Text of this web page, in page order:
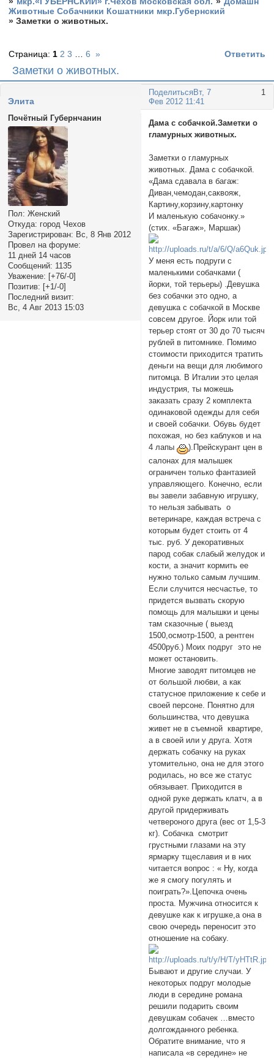
Животные Собачники Кошатники мкр.Губернский
»Заметки о животных.
Заметки о животных.
Страница: 1 2 3 6 » Ответить
Поделиться 1
Вт, 7
Фев 2012 11:41
Элита
Почётный Губернчанин
Пол: Женский
Откуда: город Чехов
Зарегистрирован: Вс, 8 Янв 2012
Провел на форуме:
11 дней 14 часов
Сообщений: 1135
Уважение: [+76/-0]
Позитив: [+1/-0]
Последний визит:
Вс, 4 Авг 2013 15:03
Дама с собачкой.Заметки о
гламурных животных.
Заметки о гламурных
животных. Дама с собачкой.
«Дама сдавала в багаж:
Диван,чемодан,саквояж,
Картину,корзину,картонку
И маленькую собачонку.»
(стих. «Багаж», Маршак)
У меня есть подруги с
маленькими собачками (
йорки, той терьеры) .Девушка
без собачки это одно, а
девушка с собачкой в Москве
совсем другое. Йорк или той
терьер стоят от 30 до 70 тысяч
рублей в питомнике. Помимо
стоимости приходится тратить
деньги на вещи для любимого
питомца. В Италии это целая
индустрия, ты можешь
заказать сразу 2 комплекта
одинаковой одежды для себя
и своей собачки. Обувь будет
похожая, но без каблуков и на
4 лапы
).Прейскурант цен в
салонах для малышек
ограничен только фантазией
управляющего. Конечно, если
вы завели забавную игрушку,
то нельзя забывать о
ветеринаре, каждая встреча с
которым будет стоить от 4
тыс. руб. У декоративных
парод собак слабый желудок и
кости, а значит кормить ее
нужно только самым лучшим.
Если случится несчастье, то
придется вызвать скорую
помощь для малышки и цены
там сказочные ( выезд
1500,осмотр-1500, а рентген
4500руб.) Моих подруг это не
может остановить.
Многие заводят питомцев не
от большой любви, а как
статусное приложение к себе и
своей персоне. Понятно для
большинства, что девушка
живет не в съемной квартире,
а в своей или у друга. Хотя
держать собачку на руках
утомительно, она не для этого
родилась, но все же статус
обязывает. Приходится в
одной руке держать клатч, а в
другой придерживать
четвероного друга (вес от 1,5-3
кг). Собачка смотрит
грустными глазами на эту
ярмарку тщеславия и в них
читается вопрос : « Ну, когда
же я смогу погулять и
поиграть?».Цепочка очень
проста. Мужчина относится к
девушке как к игрушке,а она в
свою очередь переносит это
отношение на собаку.
Бывают и другие случаи. У
некоторых подруг молодые
люди в середине романа
решили подарить своим
девушкам собачек …вместо
долгожданного ребенка.
Обратите внимание, что я
написала «в середине» не